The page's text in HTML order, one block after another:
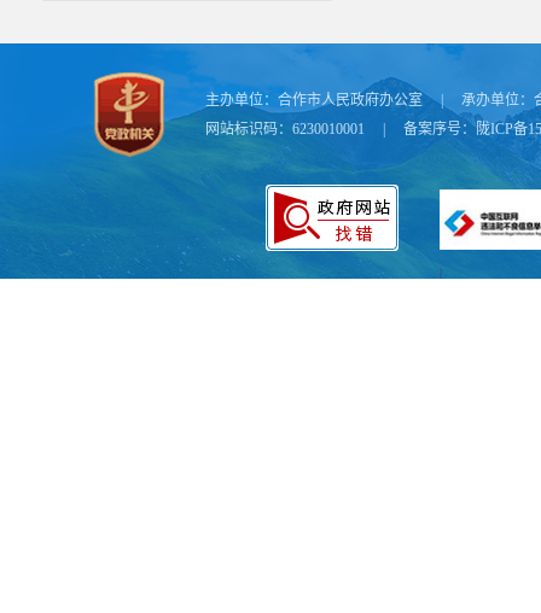
家有关规定
用地预审与选
该项目
233号甘肃民
公示时间
间，如有意见
联系电话
主办单位： 合作市人民政府办公室 承办单位：
网站标识码：6230010001
备案序号：陇ICP备